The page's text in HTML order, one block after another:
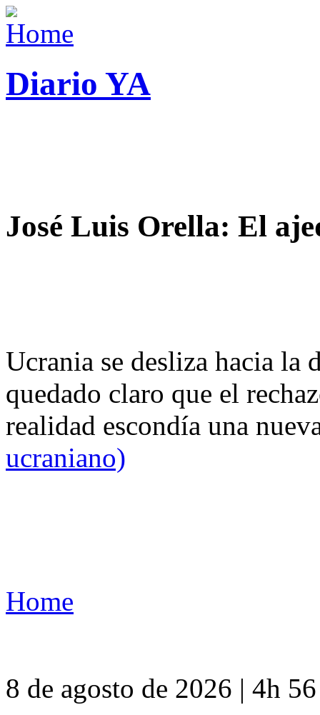
Diario YA
José Luis Orella: El
Ucrania se desliza hacia
quedado claro que el
realidad escondía una
ucraniano)
Home
8 de agosto de 2026 | 4h